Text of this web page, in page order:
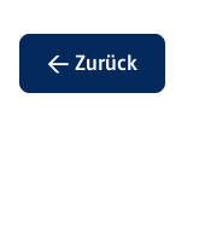
← Zurück